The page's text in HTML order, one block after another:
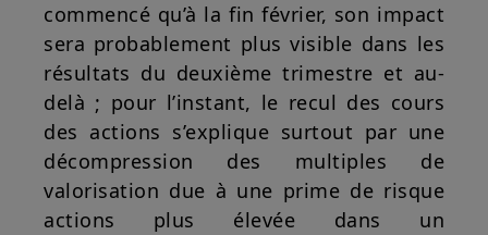
commencé qu’à la fin février, son impact
sera probablement plus visible dans les
résultats du deuxième trimestre et au-
delà ; pour l’instant, le recul des cours
des actions s’explique surtout par une
décompression des multiples de
valorisation due à une prime de risque
actions plus élevée dans un